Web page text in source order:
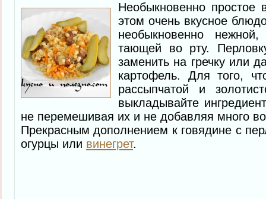
Необыкновенно простое
этом очень вкусное
необыкновенно
тающей во рту.
заменить на гречку или
картофель. Для того,
рассыпчатой и
выкладывайте
не перемешивая их и не добавляя много
Прекрасным дополнением к говядине с
огурцы или винегрет.